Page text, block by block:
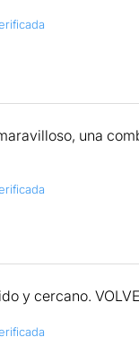
una
y cercano.